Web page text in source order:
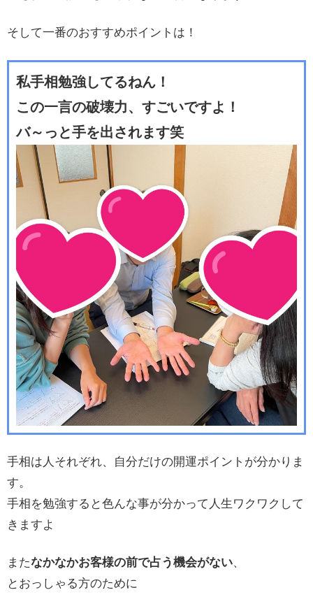
そして一番のおすすめポイントは！
私手相勉強してるねん！
この一言の破壊力、すごいですよ！
バ～っと手を出されます笑
手相は人それぞれ、自分だけの開運ポイントが分かりま
す。
手相を勉強すると色んな事が分かって 人生ワクワクして
きますよ
またなかなかお客様の前で占う機会がない、
とおっしゃる方のために